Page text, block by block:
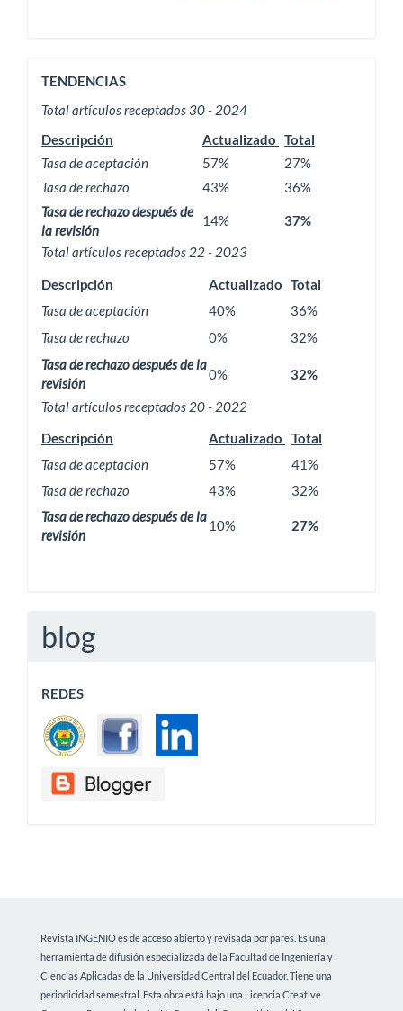
ACTIVIDAD
EDITORIAL
TENDENCIAS
Total artículos receptados 30 - 2024
Descripción
Actualizado Total
Tasa de aceptación
57%
27%
Tasa de rechazo
43%
36%
Tasa de rechazo después de
la revisión
14%
37%
Total artículos receptados 22 - 2023
Descripción
Actualizado Total
Tasa de aceptación
40%
36%
Tasa de rechazo
0%
32%
Tasa de rechazo después de la
revisión
0%
32%
Total artículos receptados 20 - 2022
Descripción
Actualizado
Total
Tasa de aceptación
57%
41%
Tasa de rechazo
43%
32%
Tasa de rechazo después de la
revisión
10% 27%
blog
REDES
Revista INGENIO es de acceso abierto y revisada por pares. Es una
herramienta de difusión especializada de la Facultad de Ingeniería y
Ciencias Aplicadas de la Universidad Central del Ecuador. Tiene una
periodicidad semestral. Esta obra está bajo una Licencia Creative